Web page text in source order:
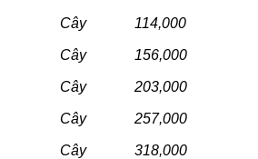
Cây 114,000
Cây 156,000
Cây 203,000
Cây 257,000
Cây 318,000